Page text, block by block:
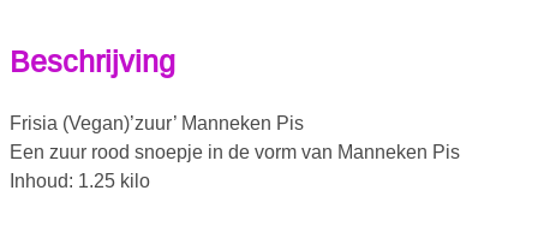
Beschrijving
Frisia (Vegan)’zuur’ Manneken Pis
Een zuur rood snoepje in de vorm van Manneken Pis
Inhoud: 1.25 kilo